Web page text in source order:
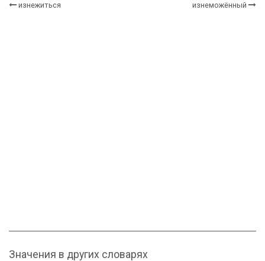
изнежиться изнеможённый
Значения в других словарях